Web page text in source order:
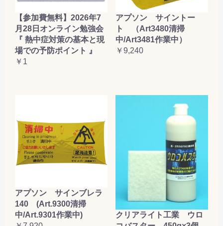
【参加費無料】2026年7
月28日オンライン勉強会
『 熱中症対策の基本と現
場での予防ポイント 』
￥1
アプソン サイントー
ト （Art3480清掃
中/Art3481作業中）
￥9,240
アプソン サインブレラ
140 (Art.9300清掃
中/Art.9301作業中)
クリアライト工業 ウロ